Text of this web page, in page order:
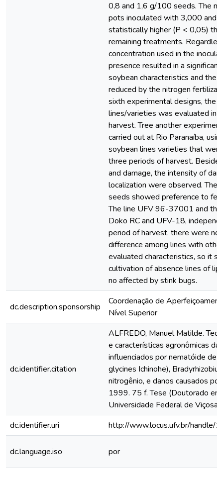
0,8 and 1,6 g/100 seeds. The
pots inoculated with 3,000 and
statistically higher (P < 0,05)
remaining treatments.
concentration used in the
presence resulted in a
soybean characteristics and the
reduced by the nitrogen
sixth experimental designs, the
lines/varieties was evaluated in
harvest. Tree another
carried out at Rio Paranaíba,
soybean lines varieties that
three periods of harvest.
and damage, the intensity of
localization were observed. The
seeds showed preference to
The line UFV 96-37001 and
Doko RC and UFV-18,
period of harvest, there were no
difference among lines with
evaluated characteristics, so it
cultivation of absence lines of
no affected by stink bugs.
dc.description.sponsorship
Coordenação de
Nível Superior
dc.identifier.citation
ALFREDO, Manuel Matilde.
e características agronômicas da
influenciados por nematóide de
glycines Ichinohe),
nitrogênio, e danos causados
1999. 75 f. Tese (Doutorado
Universidade Federal de
dc.identifier.uri
http://www.locus.ufv.br/
dc.language.iso por